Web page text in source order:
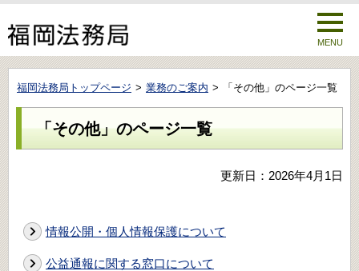
MENU
福岡法務局トップページ 業務のご案内 「その他」のページ一覧
「その他」のページ一覧
更新日：2026年4月1日
情報公開・個人情報保護について
公益通報に関する窓口について